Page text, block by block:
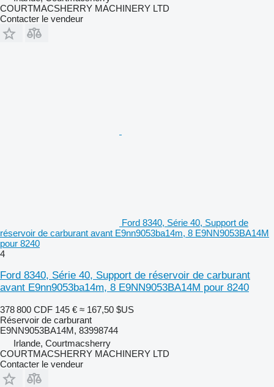
COURTMACSHERRY MACHINERY LTD
Contacter le vendeur
Ford 8340, Série 40, Support de
réservoir de carburant avant E9nn9053ba14m, 8 E9NN9053BA14M
pour 8240
4
Ford 8340, Série 40, Support de réservoir de carburant
avant E9nn9053ba14m, 8 E9NN9053BA14M pour 8240
378 800 CDF 145 € ≈ 167,50 $US
Réservoir de carburant
E9NN9053BA14M, 83998744
Irlande, Courtmacsherry
COURTMACSHERRY MACHINERY LTD
Contacter le vendeur